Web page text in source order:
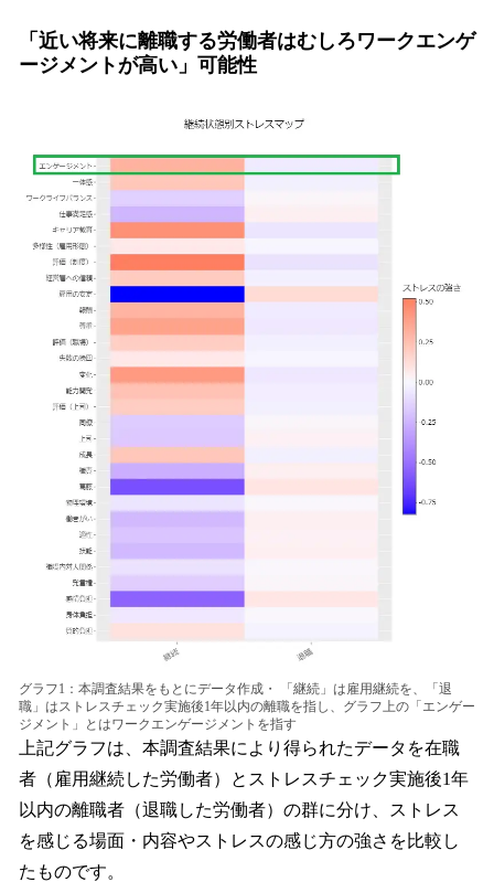
「近い将来に離職する労働者はむしろワークエンゲ
ージメントが高い」可能性
グラフ1：本調査結果をもとにデータ作成・ 「継続」は雇用継続を、「退
職」はストレスチェック実施後1年以内の離職を指し、グラフ上の「エンゲー
ジメント」とはワークエンゲージメントを指す
上記グラフは、本調査結果により得られたデータを在職
者（雇用継続した労働者）とストレスチェック実施後1年
以内の離職者（退職した労働者）の群に分け、ストレス
を感じる場面・内容やストレスの感じ方の強さを比較し
たものです。